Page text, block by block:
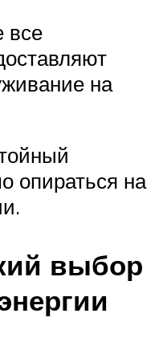
все
на
опираться на
выбор